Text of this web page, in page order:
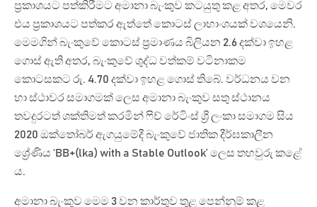
ප්‍රකාශයට පත්කිරීමට අමානා බැංකුව කටයුතු කළ අතර, මෙවර
එය ප්‍රකාශයට පත්කර ඇත්තේ කොටස් ලාභාංශයක් වශයෙනි.
මෙමගින් බැංකුවේ කොටස් ප්‍රමාණය බිලියන 2.6 දක්වා ඉහළ
ගොස් ඇති අතර, බැංකුවේ ශුද්ධ වත්කම් වටිනාකම
කොටසකට රු. 4.70 දක්වා ඉහළ ගොස් තිබේ. වර්ධනය වන
හා ස්ථාවර සමාගමක් ලෙස අමානා බැංකුව සතු ස්ථානය
තවදුරටත් ශක්තිමත් කරමින් ෆිච් රේටිංස් ශ්‍රී ලංකා සමාගම සිය
2020 ඔක්තෝබර් ඇගයුමේදී බැංකුවේ ජාතික දීර්ඝකාලීන
ශ්‍රේණිය ‘BB+(lka) with a Stable Outlook’ ලෙස තහවුරු කළේ
ය.
අමානා බැංකුව මෙම 3 වන කාර්තුව තුළ පෙන්නුම් කළ